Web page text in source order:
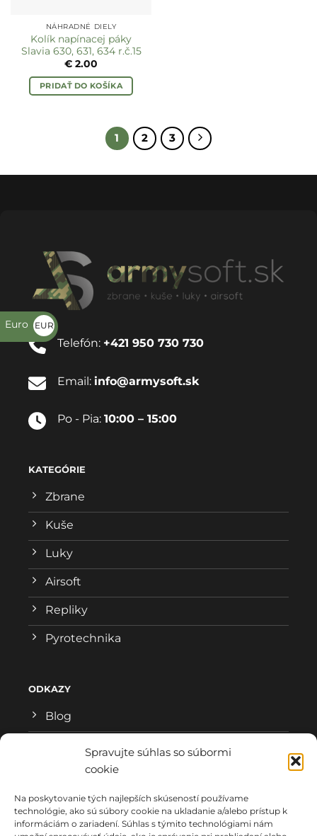
Spravujte súhlas so súbormi
cookie
Na poskytovanie tých najlepších skúseností používame
technológie, ako sú súbory cookie na ukladanie a/alebo prístup k
informáciám o zariadení. Súhlas s týmito technológiami nám
NÁHRADNÉ DIELY
Kolík napínacej páky
Slavia 630, 631, 634 r.č.15
€ 2.00
PRIDAŤ DO KOŠÍKA
1 2 3
Telefón: +421 950 730 730
Email: info@armysoft.sk
Po - Pia: 10:00 – 15:00
KATEGÓRIE
Zbrane
Kuše
Luky
Airsoft
Repliky
Pyrotechnika
ODKAZY
Blog
Reklamačný formulár
Ochrana osobných údajov
Kde nás nájdete
Euro
EUR
€